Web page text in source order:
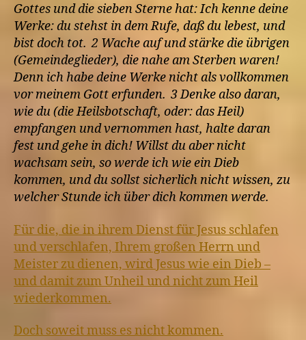
Gottes und die sieben Sterne hat: Ich kenne deine
Werke: du stehst in dem Rufe, daß du lebest, und
bist doch tot. 2 Wache auf und stärke die übrigen
(Gemeindeglieder), die nahe am Sterben waren!
Denn ich habe deine Werke nicht als vollkommen
vor meinem Gott erfunden. 3 Denke also daran,
wie du (die Heilsbotschaft, oder: das Heil)
empfangen und vernommen hast, halte daran
fest und gehe in dich! Willst du aber nicht
wachsam sein, so werde ich wie ein Dieb
kommen, und du sollst sicherlich nicht wissen, zu
welcher Stunde ich über dich kommen werde.
Für die, die in ihrem Dienst für Jesus schlafen
und verschlafen, Ihrem großen Herrn und
Meister zu dienen, wird Jesus wie ein Dieb –
und damit zum Unheil und nicht zum Heil
wiederkommen.
Doch soweit muss es nicht kommen.